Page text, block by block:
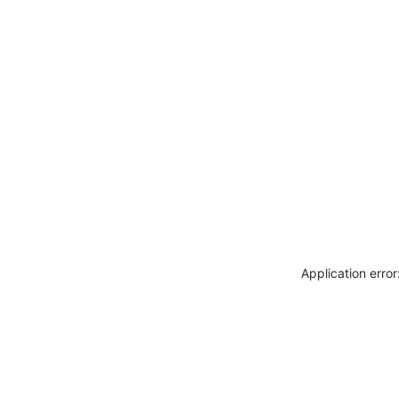
Application